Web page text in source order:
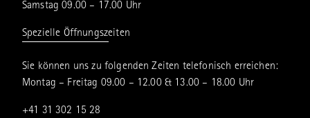
Samstag 09.00 – 17.00 Uhr
Spezielle Öffnungszeiten
Sie können uns zu folgenden Zeiten telefonisch erreichen:
Montag – Freitag 09.00 – 12.00 & 13.00 – 18.00 Uhr
+41 31 302 15 28